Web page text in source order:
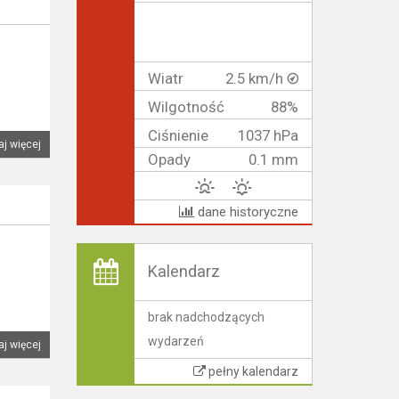
więcej
więcej
Wiatr
2.5 km/h
Wilgotność
88%
Ciśnienie
1037 hPa
Opady
0.1 mm
dane historyczne
Kalendarz
brak nadchodzących
wydarzeń
pełny kalendarz